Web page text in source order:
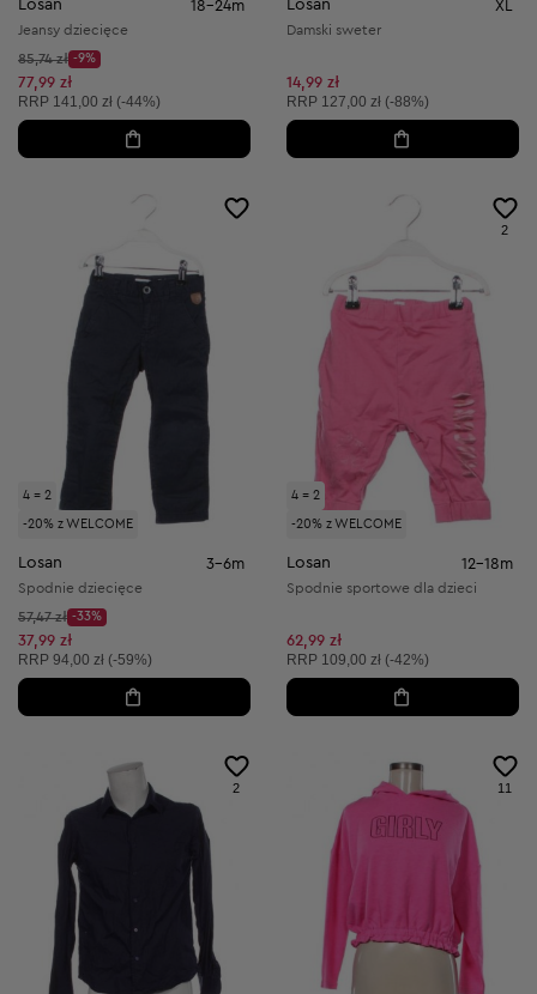
Losan 18-24m
Jeansy dziecięce
Cena początkowa:
85,74 zł
Discount Price:
-9%
Obniżona cena:
77,99 zł
Cena sugerowana:
RRP 141,00 zł (-44%)
Losan XL
Damski sweter
14,99 zł
Cena sugerowana:
RRP 127,00 zł (-88%)
4 = 2
-20% z WELCOME
Losan 3-6m
Spodnie dziecięce
Cena początkowa:
57,47 zł
Discount Price:
-33%
Obniżona cena:
37,99 zł
Cena sugerowana:
RRP 94,00 zł (-59%)
4 = 2
-20% z WELCOME
2
Losan 12-18m
Spodnie sportowe dla dzieci
62,99 zł
Cena sugerowana:
RRP 109,00 zł (-42%)
2 11